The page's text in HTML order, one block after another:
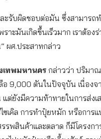
ะรับผิดชอบต่อมัน ซึ่งสามารถ
าะมันเกิดขึ้นเร็วมาก เราต้อง
ผศ.ประสาทกล่าว
เทพมหานคร กล่าวว่า ปริมา
อ 9,000 ตันในปัจจุบัน เนื่องจ
ต่ยังมีความท้าทายในการส่งเ
เคิล การทำปุ๋ยหมัก หรือการแ
พสินค้าและตลาด ก็มีโครงกา